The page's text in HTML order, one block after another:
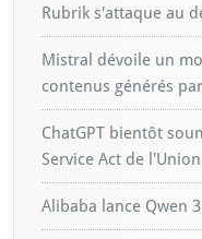
Rubrik s'attaque au
Mistral dévoile un
contenus générés
ChatGPT bientôt
Service Act de
Alibaba lance Qwen